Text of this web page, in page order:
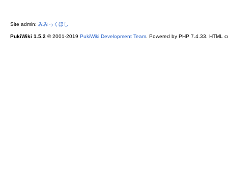
Site admin: みみっくほし
PukiWiki 1.5.2 © 2001-2019 PukiWiki Development Team. Powered by PHP 7.4.33. HTML